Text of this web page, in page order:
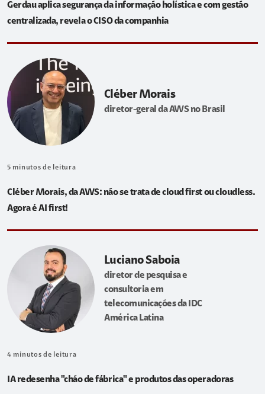
Gerdau aplica segurança da informação holística e com gestão
centralizada, revela o CISO da companhia
Cléber Morais
diretor-geral da AWS no Brasil
5 minutos de leitura
Cléber Morais, da AWS: não se trata de cloud first ou cloudless.
Agora é AI first!
Luciano Saboia
diretor de pesquisa e
consultoria em
telecomunicações da IDC
América Latina
4 minutos de leitura
IA redesenha "chão de fábrica" e produtos das operadoras